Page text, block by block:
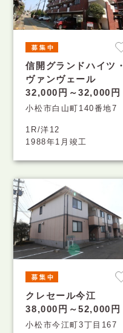
信開グランドハイツ・
ヴァンヴェール
32,000円～32,000円
小松市白山町140番地7
1R/洋12
1988年1月竣工
クレセール今江
38,000円～52,000円
小松市今江町3丁目167